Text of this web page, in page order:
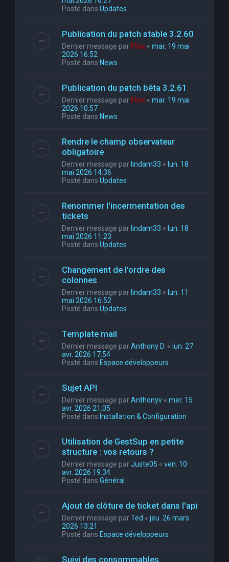
Posté dans Updates
Publication du patch stable 3.2.60
Dernier message par Flox « mar. 19 mai
2026 16:52
Posté dans News
Publication du patch bêta 3.2.61
Dernier message par Flox « mar. 19 mai
2026 10:57
Posté dans News
Rendre le champ observateur
obligatoire
Dernier message parlindam33 « lun. 18
mai 2026 14:36
Posté dans Updates
Renommer l'incermentation des
tickets
Dernier message parlindam33 « lun. 18
mai 2026 11:23
Posté dans Updates
Changement de l'ordre des
colonnes
Dernier message parlindam33 « lun. 11
mai 2026 16:52
Posté dans Updates
Template mail
Dernier message parAnthony D. « lun. 27
avr. 2026 17:54
Posté dans Espace développeurs
Sujet API
Dernier message parAnthonyv « mer. 15
avr. 2026 21:05
Posté dans Installation & Configuration
Utilisation de GestSup en petite
structure : vos retours ?
Dernier message parJuste05 « ven. 10
avr. 2026 19:34
Posté dans Général
Ajout de clôture de ticket dans l'api
Dernier message parTed « jeu. 26 mars
2026 13:21
Posté dans Espace développeurs
Suivi des consommables